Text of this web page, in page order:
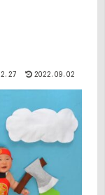
2022.09.02